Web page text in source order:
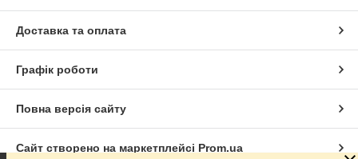
Доставка та оплата
Графік роботи
Повна версія сайту
Сайт створено на маркетплейсі Prom.ua